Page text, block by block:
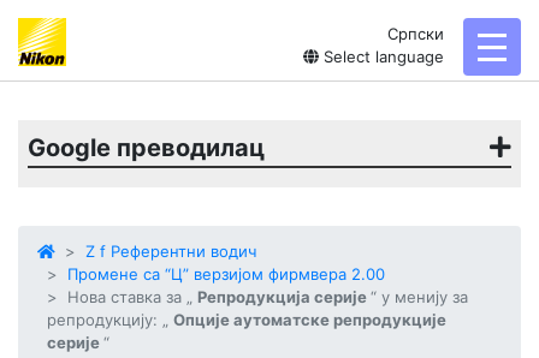
Српски
Select language
Google преводилац
Z f Референтни водич
Промене са “Ц” верзијом фирмвера 2.00
Нова ставка за „ Репродукција серије“ у менију за
репродукцију: „ Опције аутоматске репродукције
серије“